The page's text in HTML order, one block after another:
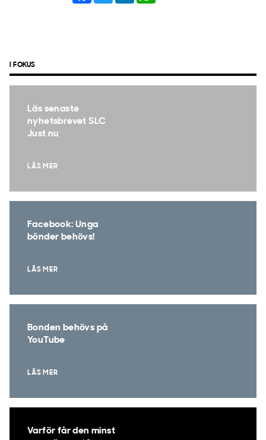
I FOKUS
Läs senaste
nyhetsbrevet SLC
Just nu
LÄS MER
Facebook: Unga
bönder behövs!
LÄS MER
Bonden behövs på
YouTube
LÄS MER
Varför får den minst